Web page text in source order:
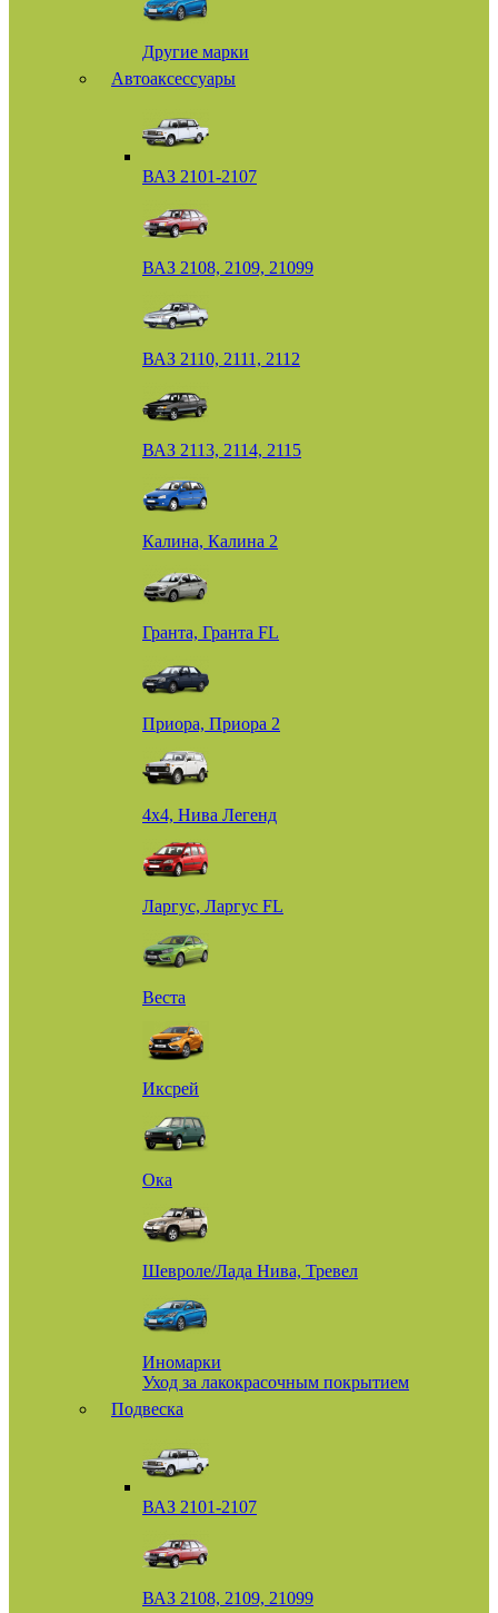
Другие марки
Автоаксессуары
ВАЗ 2101-2107
ВАЗ 2108, 2109, 21099
ВАЗ 2110, 2111, 2112
ВАЗ 2113, 2114, 2115
Калина, Калина 2
Гранта, Гранта FL
Приора, Приора 2
4х4, Нива Легенд
Ларгус, Ларгус FL
Веста
Иксрей
Ока
Шевроле/Лада Нива, Тревел
Иномарки
Уход за лакокрасочным покрытием
Подвеска
ВАЗ 2101-2107
ВАЗ 2108, 2109, 21099